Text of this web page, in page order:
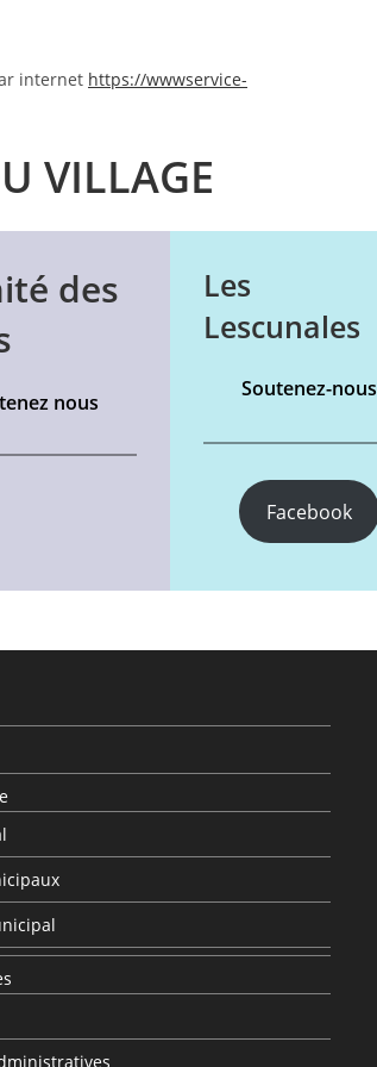
internet https://wwwservice-
VILLAGE
des
nous
Les
Lescunales
Soutenez-nous
Facebook